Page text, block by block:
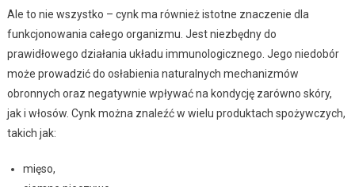
Ale to nie wszystko – cynk ma również istotne znaczenie dla
funkcjonowania całego organizmu. Jest niezbędny do
prawidłowego działania układu immunologicznego. Jego niedobór
może prowadzić do osłabienia naturalnych mechanizmów
obronnych oraz negatywnie wpływać na kondycję zarówno skóry,
jak i włosów. Cynk można znaleźć w wielu produktach spożywczych,
takich jak:
mięso,